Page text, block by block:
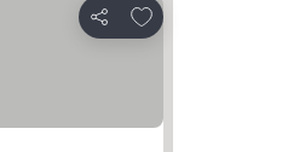
Compartir
Añadir a favoritos